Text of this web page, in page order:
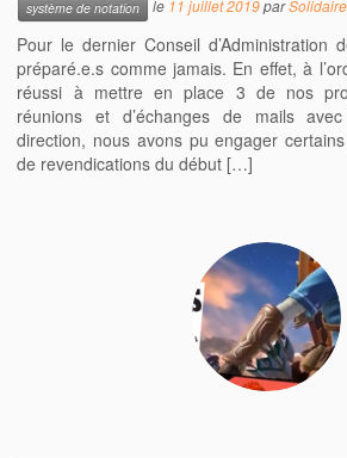
système de notation
le 11 juillet 2019par
Pour le dernier Conseil d’Administration
préparé.e.s comme jamais. En effet, à
réussi à mettre en place 3 de nos
réunions et d’échanges de mails
direction, nous avons pu engager
de revendications du début […]